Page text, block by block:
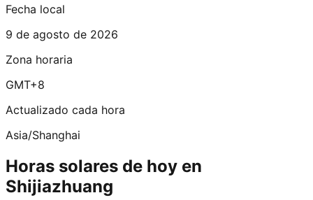
Fecha local
9 de agosto de 2026
Zona horaria
GMT+8
Actualizado cada hora
Asia/Shanghai
Horas solares de hoy en
Shijiazhuang